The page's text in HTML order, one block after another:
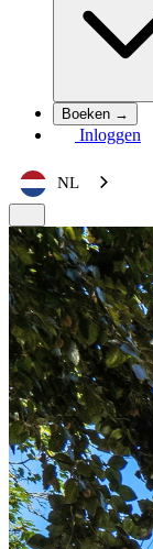
Boeken →
Inloggen
NL